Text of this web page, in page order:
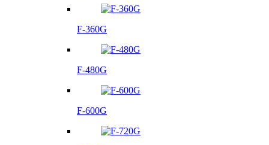
F-360G
F-480G
F-600G